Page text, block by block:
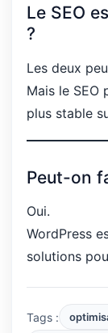
Le SEO
?
Les deux
Mais le SEO
plus stable
Peut-on
Oui.
WordPress
solutions
Tags :